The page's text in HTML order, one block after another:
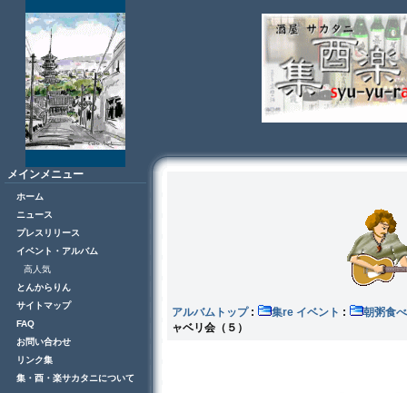
メインメニュー
ホーム
ニュース
プレスリリース
イベント・アルバム
高人気
とんからりん
サイトマップ
FAQ
お問い合わせ
リンク集
集・酉・楽サカタニについて
アルバムトップ: 集re イベント :
朝粥食
ャベリ会（５）